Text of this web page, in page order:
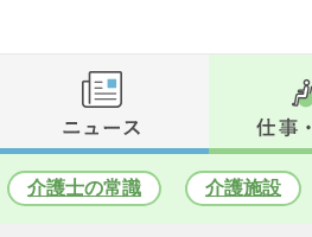
介護士の常識 介護施設